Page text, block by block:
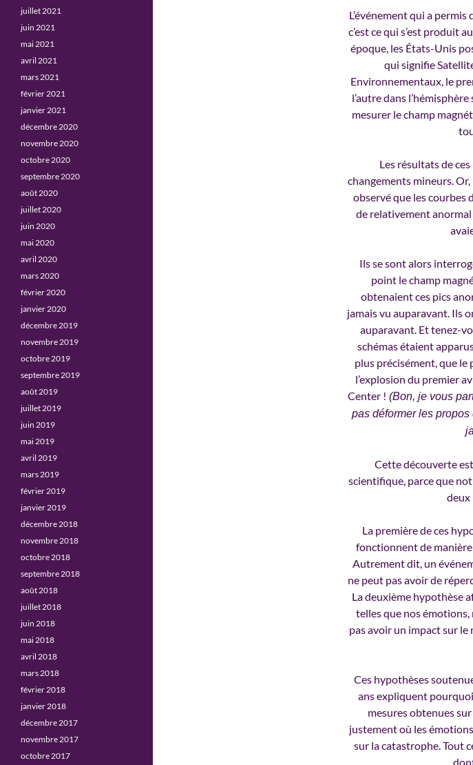
L’événement qui a
c’est ce qui s’est produit
époque, les États-Unis
qui signifie
Environnementaux, le
l’autre dans
mesurer le champ
Les résultats de
changements mineurs.
observé que les courbes
de relativement anormal
Ils se sont alors
point le champ
obtenaient ces pics
jamais vu auparavant. Ils
auparavant. Et tenez-
schémas étaient
plus précisément, que
l’explosion du premier
Center ! (Bon, je vous
pas déformer les propos
Cette découverte
scientifique, parce que
deux
La première de ces
fonctionnent de
Autrement dit, un
ne peut pas avoir de
La deuxième hypothèse
telles que nos émotions,
pas avoir un impact sur
Ces hypothèses
ans expliquent
mesures obtenues
justement où les
sur la catastrophe. Tout
juillet 2021
juin 2021
mai 2021
avril 2021
mars 2021
février 2021
janvier 2021
décembre 2020
novembre 2020
octobre 2020
septembre 2020
août 2020
juillet 2020
juin 2020
mai 2020
avril 2020
mars 2020
février 2020
janvier 2020
décembre 2019
novembre 2019
octobre 2019
septembre 2019
août 2019
juillet 2019
juin 2019
mai 2019
avril 2019
mars 2019
février 2019
janvier 2019
décembre 2018
novembre 2018
octobre 2018
septembre 2018
août 2018
juillet 2018
juin 2018
mai 2018
avril 2018
mars 2018
février 2018
janvier 2018
décembre 2017
novembre 2017
octobre 2017